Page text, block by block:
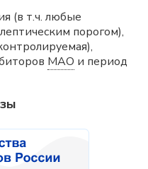
(в т.ч. любые
порогом),
МАО и период